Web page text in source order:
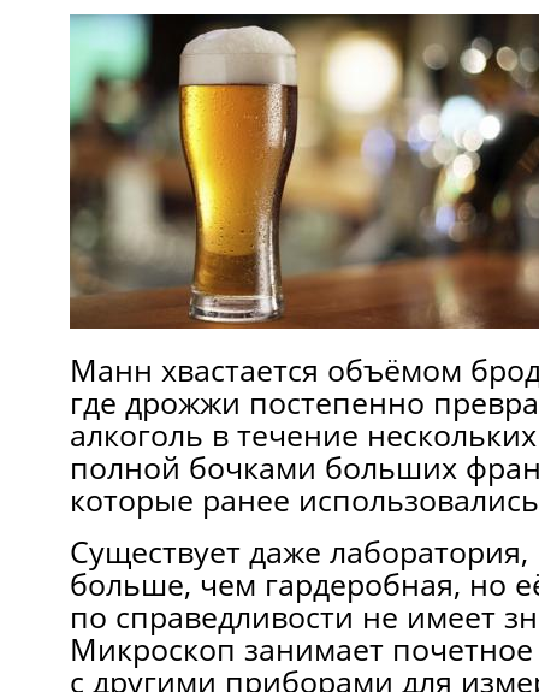
Манн хвастается объёмом
где дрожжи постепенно
алкоголь в течение
полной бочками больших
которые ранее
Существует даже
больше, чем гардеробная, но
по справедливости не имеет
Микроскоп занимает
c другими приборами для